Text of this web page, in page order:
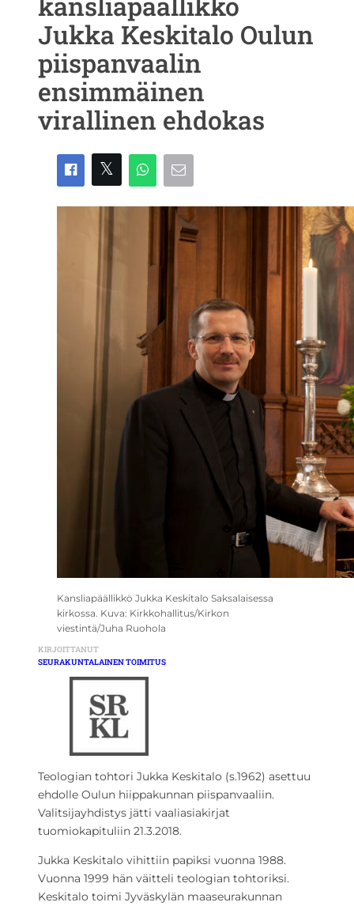
Jukka Keskitalo Oulun
piispanvaalin
ensimmäinen
virallinen ehdokas
Kansliapäällikkö Jukka Keskitalo Saksalaisessa
kirkossa. Kuva: Kirkkohallitus/Kirkon
viestintä/Juha Ruohola
KIRJOITTANUT
SEURAKUNTALAINEN TOIMITUS
Teologian tohtori Jukka Keskitalo (s.1962) asettuu
ehdolle Oulun hiippakunnan piispanvaaliin.
Valitsijayhdistys jätti vaaliasiakirjat
tuomiokapituliin 21.3.2018.
Jukka Keskitalo vihittiin papiksi vuonna 1988.
Vuonna 1999 hän väitteli teologian tohtoriksi.
Keskitalo toimi Jyväskylän maaseurakunnan